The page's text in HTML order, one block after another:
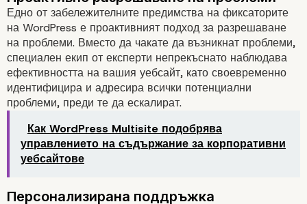
Цялостна поддръжка на уеб
Едно от забележителните предимства на фиксаторите
на WordPress е проактивният подход за разрешаване
на проблеми. Вместо да чакате да възникнат проблеми,
специален екип от експерти непрекъснато наблюдава
ефективността на вашия уебсайт, като своевременно
идентифицира и адресира всички потенциални
проблеми, преди те да ескалират.
Как WordPress Multisite подобрява
управлението на съдържание за корпоративни
уебсайтове